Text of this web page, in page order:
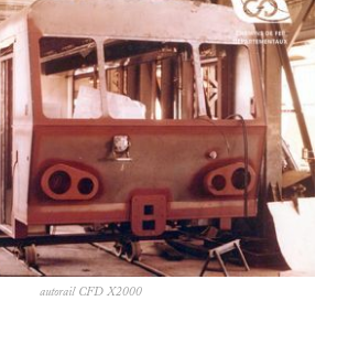
autorail CFD X2000